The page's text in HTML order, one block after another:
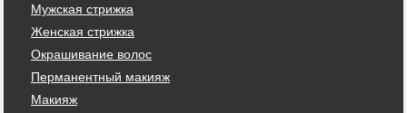
Мужская стрижка
Женская стрижка
Окрашивание волос
Перманентный макияж
Макияж